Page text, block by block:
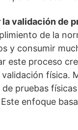
la validación de
de la
y consumir
este proceso
validación física.
pruebas
enfoque